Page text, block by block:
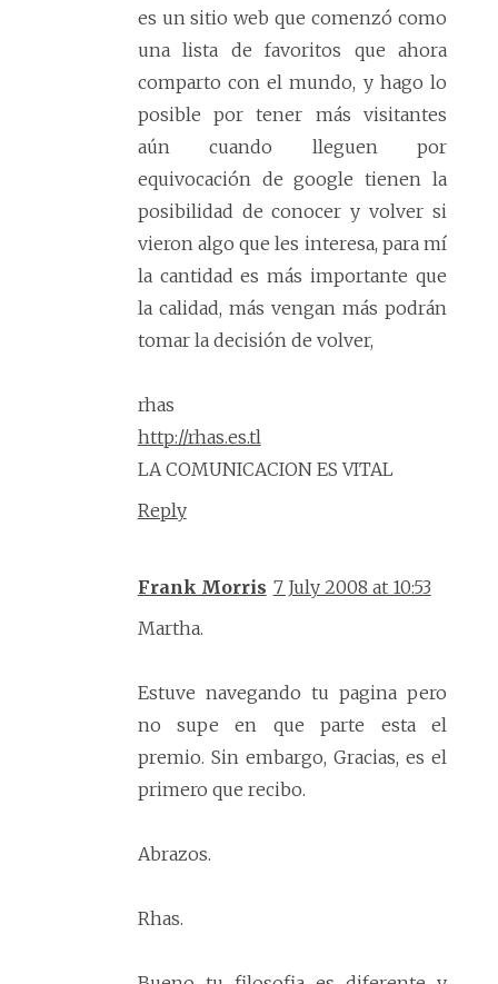
es un sitio web que comenzó como
una lista de favoritos que ahora
comparto con el mundo, y hago lo
posible por tener más visitantes
aún cuando lleguen por
equivocación de google tienen la
posibilidad de conocer y volver si
vieron algo que les interesa, para mí
la cantidad es más importante que
la calidad, más vengan más podrán
tomar la decisión de volver,
rhas
http://rhas.es.tl
LA COMUNICACION ES VITAL
Reply
Frank Morris 7 July 2008 at 10:53
Martha.
Estuve navegando tu pagina pero
no supe en que parte esta el
premio. Sin embargo, Gracias, es el
primero que recibo.
Abrazos.
Rhas.